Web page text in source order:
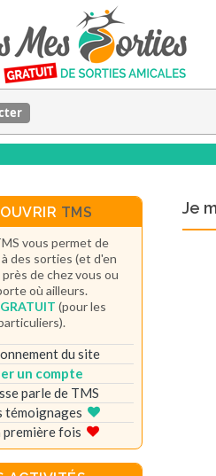
Je
TMS
vous permet de
des sorties (et d'en
de chez vous ou
où ailleurs.
GRATUIT (pour les
du site
un compte
parle de TMS
fois